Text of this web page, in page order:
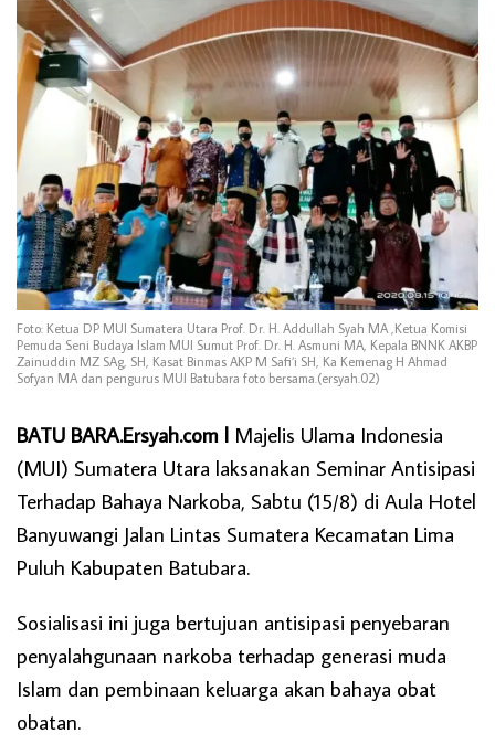
Foto: Ketua DP MUI Sumatera Utara Prof. Dr. H. Addullah Syah MA ,Ketua Komisi
Pemuda Seni Budaya Islam MUI Sumut Prof. Dr. H. Asmuni MA, Kepala BNNK AKBP
Zainuddin MZ SAg, SH, Kasat Binmas AKP M Safi’i SH, Ka Kemenag H Ahmad
Sofyan MA dan pengurus MUI Batubara foto bersama.(ersyah.02)
BATU BARA.Ersyah.com l Majelis Ulama Indonesia
(MUI) Sumatera Utara laksanakan Seminar Antisipasi
Terhadap Bahaya Narkoba, Sabtu (15/8) di Aula Hotel
Banyuwangi Jalan Lintas Sumatera Kecamatan Lima
Puluh Kabupaten Batubara.
Sosialisasi ini juga bertujuan antisipasi penyebaran
penyalahgunaan narkoba terhadap generasi muda
Islam dan pembinaan keluarga akan bahaya obat
obatan.